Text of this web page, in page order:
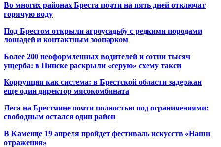
Во многих районах Бреста почти на пять дней отключат
горячую воду
Под Брестом открыли агроусадьбу с редкими породами
лошадей и контактным зоопарком
Более 200 неоформленных водителей и сотни тысяч
ущерба: в Пинске раскрыли «серую» схему такси
Коррупция как система: в Брестской области задержан
еще один директор мясокомбината
Леса на Брестчине почти полностью под ограничениями:
свободным остался один район
В Каменце 19 апреля пройдет фестиваль искусств «Наши
отражения»